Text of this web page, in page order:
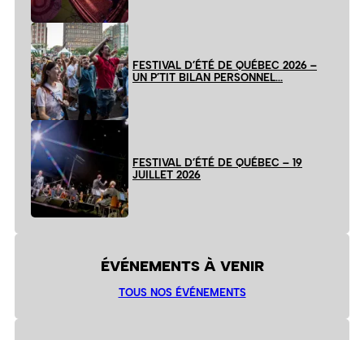
FESTIVAL D’ÉTÉ DE QUÉBEC 2026 –
UN P’TIT BILAN PERSONNEL…
FESTIVAL D’ÉTÉ DE QUÉBEC – 19
JUILLET 2026
ÉVÉNEMENTS À VENIR
TOUS NOS ÉVÉNEMENTS